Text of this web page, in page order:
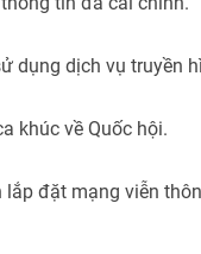
dụng dịch vụ truyền
khúc về Quốc hội.
lắp đặt mạng viễn